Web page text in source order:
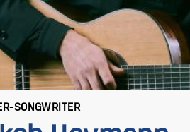
SONGWRITER